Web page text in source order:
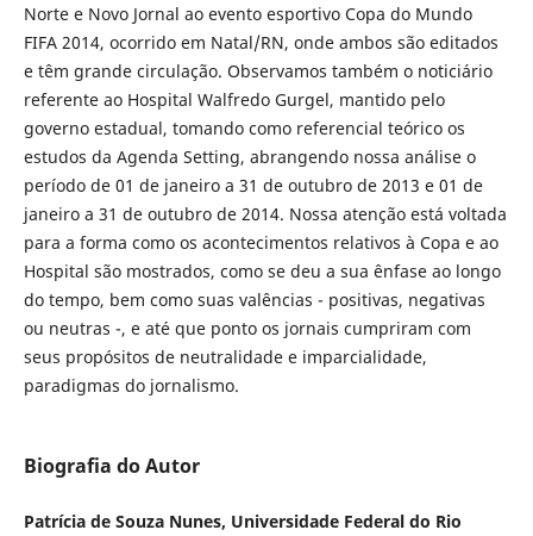
Norte e Novo Jornal ao evento esportivo Copa do Mundo
FIFA 2014, ocorrido em Natal/RN, onde ambos são editados
e têm grande circulação. Observamos também o noticiário
referente ao Hospital Walfredo Gurgel, mantido pelo
governo estadual, tomando como referencial teórico os
estudos da Agenda Setting, abrangendo nossa análise o
período de 01 de janeiro a 31 de outubro de 2013 e 01 de
janeiro a 31 de outubro de 2014. Nossa atenção está voltada
para a forma como os acontecimentos relativos à Copa e ao
Hospital são mostrados, como se deu a sua ênfase ao longo
do tempo, bem como suas valências - positivas, negativas
ou neutras -, e até que ponto os jornais cumpriram com
seus propósitos de neutralidade e imparcialidade,
paradigmas do jornalismo.
Biografia do Autor
Patrícia de Souza Nunes, Universidade Federal do Rio